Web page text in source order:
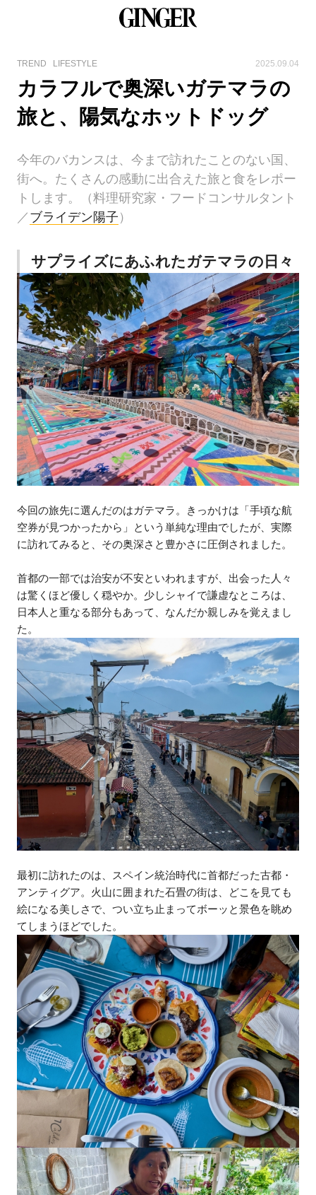
TREND LIFESTYLE 2025.09.04
カラフルで奥深いガテマラの
旅と、陽気なホットドッグ
今年のバカンスは、今まで訪れたことのない国、
街へ。たくさんの感動に出合えた旅と食をレポー
トします。（料理研究家・フードコンサルタント
／ ブライデン陽子 ）
サプライズにあふれたガテマラの日々
今回の旅先に選んだのはガテマラ。きっかけは「手頃な航
空券が見つかったから」という単純な理由でしたが、実際
に訪れてみると、その奥深さと豊かさに圧倒されました。
首都の一部では治安が不安といわれますが、出会った人々
は驚くほど優しく穏やか。少しシャイで謙虚なところは、
日本人と重なる部分もあって、なんだか親しみを覚えまし
た。
最初に訪れたのは、スペイン統治時代に首都だった古都・
アンティグア。火山に囲まれた石畳の街は、どこを見ても
絵になる美しさで、つい立ち止まってボーッと景色を眺め
てしまうほどでした。